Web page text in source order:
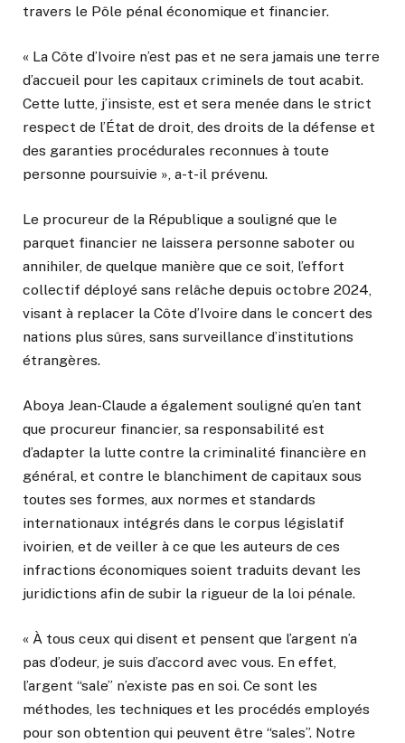
travers le Pôle pénal économique et financier.
« La Côte d’Ivoire n’est pas et ne sera jamais une terre
d’accueil pour les capitaux criminels de tout acabit.
Cette lutte, j’insiste, est et sera menée dans le strict
respect de l’État de droit, des droits de la défense et
des garanties procédurales reconnues à toute
personne poursuivie », a-t-il prévenu.
Le procureur de la République a souligné que le
parquet financier ne laissera personne saboter ou
annihiler, de quelque manière que ce soit, l’effort
collectif déployé sans relâche depuis octobre 2024,
visant à replacer la Côte d’Ivoire dans le concert des
nations plus sûres, sans surveillance d’institutions
étrangères.
Aboya Jean-Claude a également souligné qu’en tant
que procureur financier, sa responsabilité est
d’adapter la lutte contre la criminalité financière en
général, et contre le blanchiment de capitaux sous
toutes ses formes, aux normes et standards
internationaux intégrés dans le corpus législatif
ivoirien, et de veiller à ce que les auteurs de ces
infractions économiques soient traduits devant les
juridictions afin de subir la rigueur de la loi pénale.
« À tous ceux qui disent et pensent que l’argent n’a
pas d’odeur, je suis d’accord avec vous. En effet,
l’argent “sale” n’existe pas en soi. Ce sont les
méthodes, les techniques et les procédés employés
pour son obtention qui peuvent être “sales”. Notre